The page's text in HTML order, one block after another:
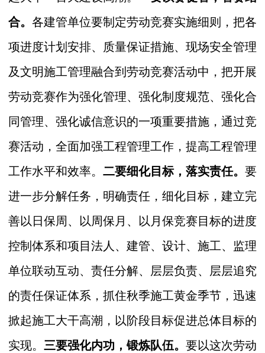
合。各建管单位要制定劳动竞赛实施细则，把各
项进度计划安排、质量保证措施、现场安全管理
及文明施工管理融合到劳动竞赛活动中，把开展
劳动竞赛作为强化管理、强化制度规范、强化合
同管理、强化诚信意识的一项重要措施，通过竞
赛活动，全面加强工程管理工作，提高工程管理
工作水平和效率。二要细化目标，落实责任。要
进一步分解任务，明确责任，细化目标，建立完
善以日保周、以周保月、以月保竞赛目标的进度
控制体系和项目法人、建管、设计、施工、监理
单位联动互动、责任分解、层层负责、层层追究
的责任保证体系，抓住秋季施工黄金季节，迅速
掀起施工大干高潮，以阶段目标促进总体目标的
实现。三要强化内功，锻炼队伍。要以这次劳动